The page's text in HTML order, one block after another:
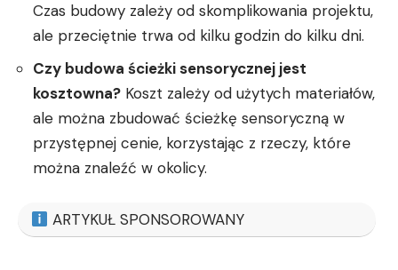
Czas budowy zależy od skomplikowania projektu,
ale przeciętnie trwa od kilku godzin do kilku dni.
Czy budowa ścieżki sensorycznej jest
kosztowna? Koszt zależy od użytych materiałów,
ale można zbudować ścieżkę sensoryczną w
przystępnej cenie, korzystając z rzeczy, które
można znaleźć w okolicy.
ARTYKUŁ SPONSOROWANY